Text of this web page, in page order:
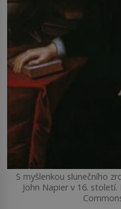
S myšlenkou slunečního
John Napier v 16.